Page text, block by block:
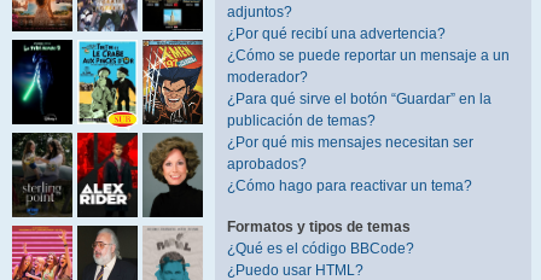
adjuntos?
¿Por qué recibí una advertencia?
¿Cómo se puede reportar un mensaje a un
moderador?
¿Para qué sirve el botón “Guardar” en la
publicación de temas?
¿Por qué mis mensajes necesitan ser
aprobados?
¿Cómo hago para reactivar un tema?
Formatos y tipos de temas
¿Qué es el código BBCode?
¿Puedo usar HTML?